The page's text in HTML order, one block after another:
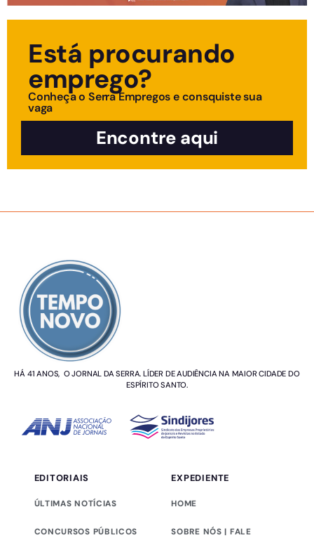
Está procurando
emprego?
Conheça o Serra Empregos e consquiste sua
vaga
Encontre aqui
HÁ 41 ANOS, O JORNAL DA SERRA. LÍDER DE AUDIÊNCIA NA MAIOR CIDADE DO
ESPÍRITO SANTO.
EDITORIAIS
ÚLTIMAS NOTÍCIAS
CONCURSOS PÚBLICOS
EXPEDIENTE
HOME
SOBRE NÓS | FALE